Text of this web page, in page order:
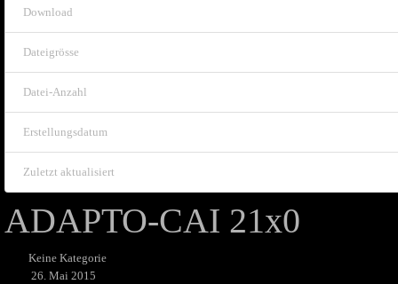
Download
Dateigrösse
Datei-Anzahl
Erstellungsdatum
Zuletzt aktualisiert
ADAPTO-CAI 21x0
Keine Kategorie
26. Mai 2015